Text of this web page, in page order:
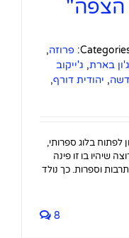
הצפה"
פרוזה,
ג'ון בארת, ג'ייקוב
, יהודית דורף,
לפתוח בלוג ספרותי,
שיהיו בו זו פינה
וספרות. כך נולד
8